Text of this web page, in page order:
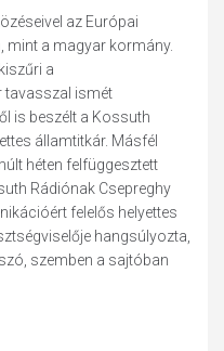
az Európai
mint a magyar kormány.
a
tavasszal ismét
is beszélt a Kossuth
államtitkár. Másfél
héten felfüggesztett
Rádiónak Csepreghy
felelős helyettes
hangsúlyozta,
szemben a sajtóban